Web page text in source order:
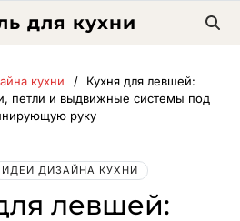
для кухни
кухни
Кухня для левшей:
петли и выдвижные системы под
руку
ИДЕИ ДИЗАЙНА КУХНИ
левшей: